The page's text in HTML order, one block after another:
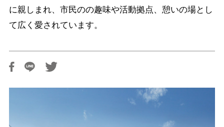
に親しまれ、市民のの趣味や活動拠点、憩いの場とし
て広く愛されています。